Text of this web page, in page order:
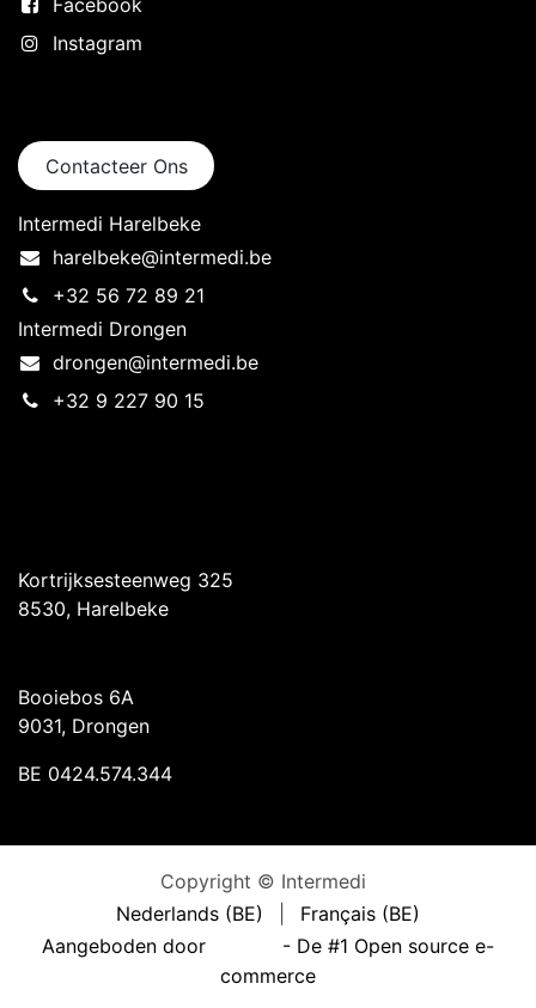
Facebook
Instagram
Contacteer Ons
Intermedi Harelbeke
harelbeke@intermedi.be
+32 56 72 89 21
Intermedi Drongen
drongen@intermedi.be
+32 9 227 90 15
Kortrijksesteenweg 325
8530, Harelbeke
Booiebos 6A
9031, Drongen
BE 0424.574.344
Copyright © Intermedi
Nederlands (BE)
Français (BE)
Aangeboden door
- De #1 Open source e-
commerce